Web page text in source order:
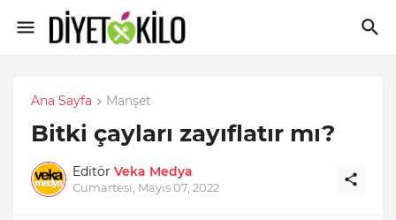
Ana Sayfa Manşet
Bitki çayları zayıflatır mı?
Editör Veka Medya
Cumartesi, Mayıs 07, 2022